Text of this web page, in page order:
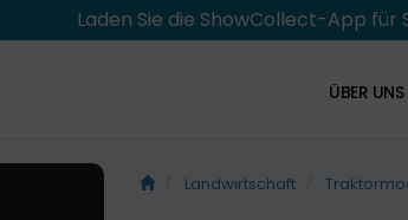
Laden Sie die ShowCollect-App für
ÜBER UNS
Landwirtschaft